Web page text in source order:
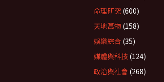
命理研究 (600)
天地萬物 (158)
娛樂綜合 (35)
媒體與科技 (124)
政治與社會 (268)